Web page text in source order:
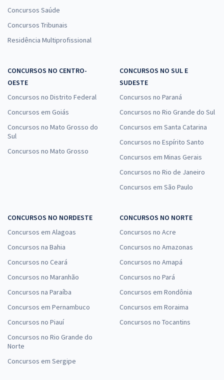
Concursos Saúde
Concursos Tribunais
Residência Multiprofissional
CONCURSOS NO CENTRO-
OESTE
Concursos no Distrito Federal
Concursos em Goiás
Concursos no Mato Grosso do
Sul
Concursos no Mato Grosso
CONCURSOS NO SUL E
SUDESTE
Concursos no Paraná
Concursos no Rio Grande do Sul
Concursos em Santa Catarina
Concursos no Espírito Santo
Concursos em Minas Gerais
Concursos no Rio de Janeiro
Concursos em São Paulo
CONCURSOS NO NORDESTE
Concursos em Alagoas
Concursos na Bahia
Concursos no Ceará
Concursos no Maranhão
Concursos na Paraíba
Concursos em Pernambuco
Concursos no Piauí
Concursos no Rio Grande do
Norte
Concursos em Sergipe
CONCURSOS NO NORTE
Concursos no Acre
Concursos no Amazonas
Concursos no Amapá
Concursos no Pará
Concursos em Rondônia
Concursos em Roraima
Concursos no Tocantins